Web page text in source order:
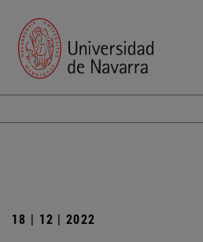
18 | 12 | 2022